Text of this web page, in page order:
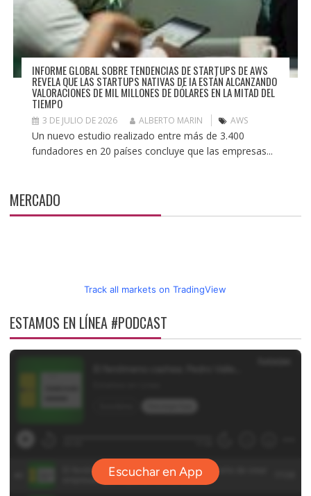
INFORME GLOBAL SOBRE TENDENCIAS DE STARTUPS DE AWS
REVELA QUE LAS STARTUPS NATIVAS DE IA ESTÁN ALCANZANDO
VALORACIONES DE MIL MILLONES DE DÓLARES EN LA MITAD DEL
TIEMPO
3 DE JULIO DE 2026 ALBERTO MARIN AWS
Un nuevo estudio realizado entre más de 3.400
fundadores en 20 países concluye que las empresas...
MERCADO
Track all markets on TradingView
ESTAMOS EN LÍNEA #PODCAST